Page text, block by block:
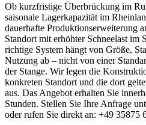
Ob kurzfristige Überbrückung im
saisonale Lagerkapazität im
dauerhafte Produktionserweiterung
Standort mit erhöhter Schneelast im
richtige System hängt von Größe,
Nutzung ab – nicht von einer
der Stange. Wir legen die
konkreten Standort und die dort
aus. Das Angebot erhalten Sie
Stunden. Stellen Sie Ihre Anfrage
oder rufen Sie direkt an: +49 35875